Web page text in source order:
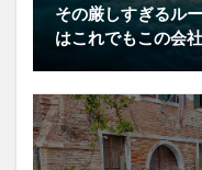
その厳しすぎるル
はこれでもこの会